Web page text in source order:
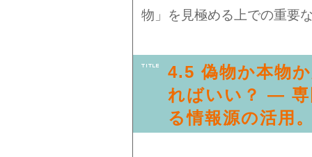
物」を見極める上での重要
4.5 偽物か本物
ればいい？ — 専
る情報源の活用